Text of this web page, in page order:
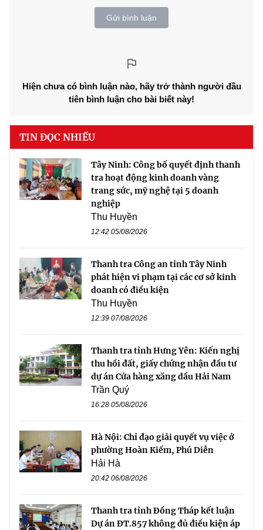
Gửi bình luận
Hiện chưa có bình luận nào, hãy trở thành người đầu
tiên bình luận cho bài biết này!
TIN ĐỌC NHIỀU
Tây Ninh: Công bố quyết định thanh
tra hoạt động kinh doanh vàng
trang sức, mỹ nghệ tại 5 doanh
nghiệp
Thu Huyền
12:42 05/08/2026
Thanh tra Công an tỉnh Tây Ninh
phát hiện vi phạm tại các cơ sở kinh
doanh có điều kiện
Thu Huyền
12:39 07/08/2026
Thanh tra tỉnh Hưng Yên: Kiến nghị
thu hồi đất, giấy chứng nhận đầu tư
dự án Cửa hàng xăng dầu Hải Nam
Trần Quý
16:28 05/08/2026
Hà Nội: Chỉ đạo giải quyết vụ việc ở
phường Hoàn Kiếm, Phú Diễn
Hải Hà
20:42 06/08/2026
Thanh tra tỉnh Đồng Tháp kết luận
Dự án ĐT.857 không đủ điều kiện áp